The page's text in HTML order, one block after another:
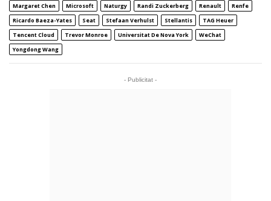
Margaret Chen
Microsoft Naturgy Randi Zuckerberg Renault
Renfe
Ricardo Baeza-Yates
Seat Stefaan Verhulst Stellantis
TAG Heuer
Tencent Cloud
Trevor Monroe Universitat De Nova York
WeChat
Yongdong Wang
- Publicitat -